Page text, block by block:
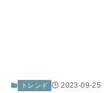
トレンド 2023-09-25